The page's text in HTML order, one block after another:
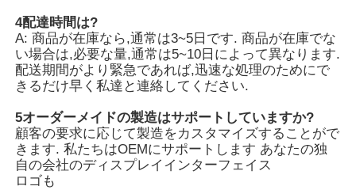
4配達時間は?
A: 商品が在庫なら,通常は3~5日です. 商品が在庫でな
い場合は,必要な量,通常は5~10日によって異なります.
配送期間がより緊急であれば,迅速な処理のためにで
きるだけ早く私達と連絡してください.
5オーダーメイドの製造はサポートしていますか?
顧客の要求に応じて製造をカスタマイズすることがで
きます. 私たちはOEMにサポートします あなたの独
自の会社のディスプレイインターフェイス
ロゴも